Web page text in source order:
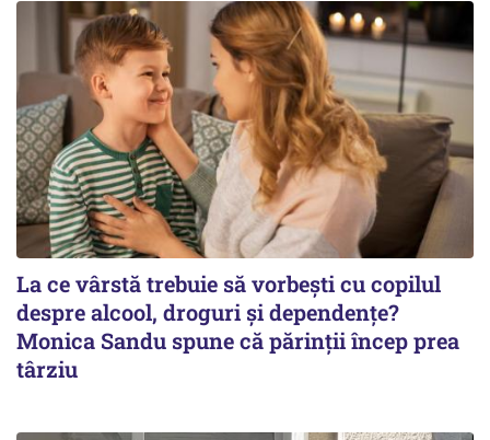
La ce vârstă trebuie să vorbești cu copilul
despre alcool, droguri și dependențe?
Monica Sandu spune că părinții încep prea
târziu